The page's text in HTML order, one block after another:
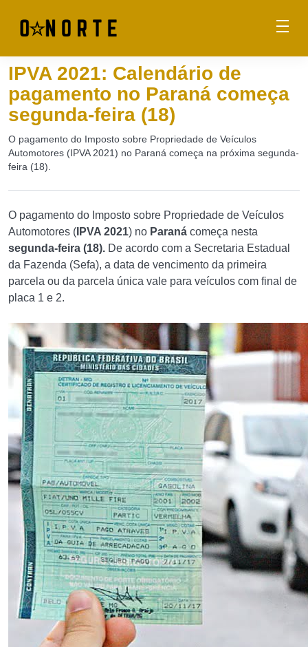
IPVA 2021: Calendário de
pagamento no Paraná começa
segunda-feira (18)
O pagamento do Imposto sobre Propriedade de Veículos
Automotores (IPVA 2021) no Paraná começa na próxima segunda-
feira (18).
O pagamento do Imposto sobre Propriedade de Veículos
Automotores ( IPVA 2021) no Paraná começa nesta
segunda-feira (18). De acordo com a Secretaria Estadual
da Fazenda (Sefa), a data de vencimento da primeira
parcela ou da parcela única vale para veículos com final de
placa 1 e 2.